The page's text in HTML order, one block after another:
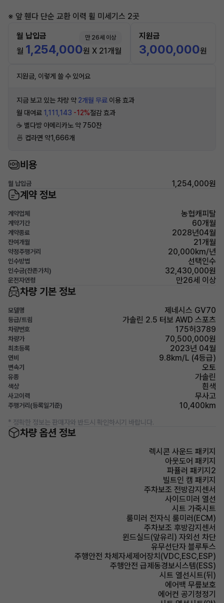
※ 앞 휀다 단순 교환 이력 휠 미세기스 2곳
월 납입금 만 26세 이상
월 1,254,000원 X 21개월
지원금
3,000,000원
지원금, 이렇게 쓸 수 있어요
지금 보고 있는 차량 약 2개월 무료 이용 효과
월 대여료 1,111,143 -12%절감 효과
☕️ 별다방 아메리카노 약 750잔
🍜 컵라면 약1,666개
비용
월 납입금 1,254,000원
계약 정보
계약업체 농협캐피탈
계약기간 60개월
계약종료 2028년04월
잔여개월 21개월
약정주행거리 20,000km/년
인수방법 선택인수
인수금(잔존가치) 32,430,000원
운전자연령 만26세 이상
차량 기본 정보
모델명 제네시스 GV70
등급/트림 가솔린 2.5 터보 AWD 스포츠
차량번호 175허3789
차량가 70,500,000원
최초등록 2023년 04월
연비 9.8km/L (4등급)
변속기 오토
유종 가솔린
색상 흰색
사고이력 무사고
주행거리(등록일기준) 10,400km
* 정확한 정보는 판매자와 반드시 확인하시기 바랍니다.
차량 옵션 정보
렉시콘 사운드 패키지
아웃도어 패키지
파퓰러 패키지2
빌트인 캠 패키지
주차보조 전방감지센서
사이드미러 열선
시트 가죽시트
룸미러 전자식 룸미러(ECM)
주차보조 후방감지센서
윈드실드(앞유리) 자외선 차단
유무선단자 블루투스
주행안전 차체자세제어장치(VDC,ESC,ESP)
주행안전 급제동경보시스템(ESS)
시트 열선시트(뒤)
에어백 무릎보호
에어컨 공기청정기